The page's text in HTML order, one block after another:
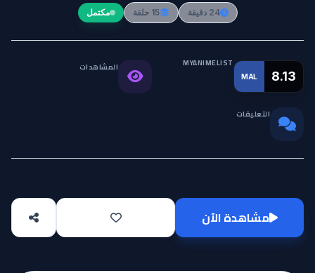
24 دقيقة 15 حلقة مكتمل
MAL 8.13
MYANIMELIST المشاهدات
التعليقات
مشاهدة الآن